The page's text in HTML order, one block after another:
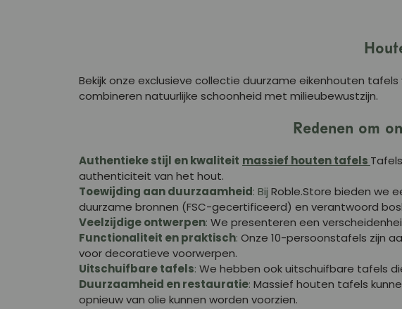
Bekijk onze exclusieve collectie duurzame eikenhouten
combineren natuurlijke schoonheid met milieubewustzijn.
Redenen om
Authentieke stijl en kwaliteit massief houten tafels
authenticiteit van het hout.
Toewijding aan duurzaamheid: Bij Roble.Store bieden we
duurzame bronnen (FSC-gecertificeerd) en verantwoord
Veelzijdige ontwerpen: We presenteren een
Functionaliteit en praktisch: Onze 10-persoonstafels zijn
voor decoratieve voorwerpen.
Uitschuifbare tafels: We hebben ook uitschuifbare tafels
Duurzaamheid en restauratie: Massief houten tafels
opnieuw van olie kunnen worden voorzien.